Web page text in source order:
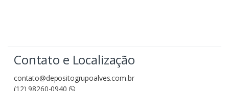
Contato e Localização
contato@depositogrupoalves.com.br
(12) 98260-0940